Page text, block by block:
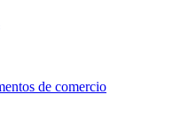
de comercio